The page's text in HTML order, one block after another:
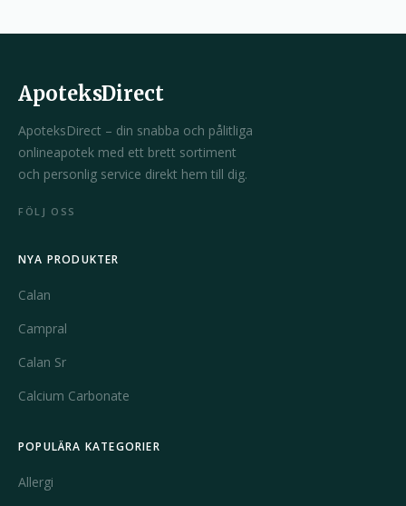
ApoteksDirect
ApoteksDirect – din snabba och pålitliga
onlineapotek med ett brett sortiment
och personlig service direkt hem till dig.
FÖLJ OSS
NYA PRODUKTER
Calan
Campral
Calan Sr
Calcium Carbonate
POPULÄRA KATEGORIER
Allergi